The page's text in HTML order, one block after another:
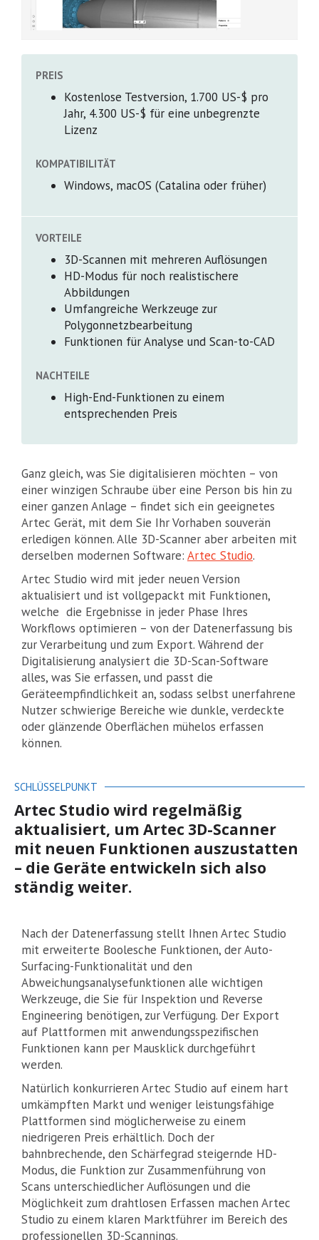
PREIS
Kostenlose Testversion, 1.700 US-$ pro
Jahr, 4.300 US-$ für eine unbegrenzte
Lizenz
KOMPATIBILITÄT
Windows, macOS (Catalina oder früher)
VORTEILE
3D-Scannen mit mehreren Auflösungen
HD-Modus für noch realistischere
Abbildungen
Umfangreiche Werkzeuge zur
Polygonnetzbearbeitung
Funktionen für Analyse und Scan-to-CAD
NACHTEILE
High-End-Funktionen zu einem
entsprechenden Preis
Ganz gleich, was Sie digitalisieren möchten – von
einer winzigen Schraube über eine Person bis hin zu
einer ganzen Anlage – findet sich ein geeignetes
Artec Gerät, mit dem Sie Ihr Vorhaben souverän
erledigen können. Alle 3D-Scanner aber arbeiten mit
derselben modernen Software: Artec Studio.
Artec Studio wird mit jeder neuen Version
aktualisiert und ist vollgepackt mit Funktionen,
welche die Ergebnisse in jeder Phase Ihres
Workflows optimieren – von der Datenerfassung bis
zur Verarbeitung und zum Export. Während der
Digitalisierung analysiert die 3D-Scan-Software
alles, was Sie erfassen, und passt die
Geräteempfindlichkeit an, sodass selbst unerfahrene
Nutzer schwierige Bereiche wie dunkle, verdeckte
oder glänzende Oberflächen mühelos erfassen
können.
SCHLÜSSELPUNKT
Artec Studio wird regelmäßig
aktualisiert, um Artec 3D-Scanner
mit neuen Funktionen auszustatten
– die Geräte entwickeln sich also
ständig weiter.
Nach der Datenerfassung stellt Ihnen Artec Studio
mit erweiterte Boolesche Funktionen, der Auto-
Surfacing-Funktionalität und den
Abweichungsanalysefunktionen alle wichtigen
Werkzeuge, die Sie für Inspektion und Reverse
Engineering benötigen, zur Verfügung. Der Export
auf Plattformen mit anwendungsspezifischen
Funktionen kann per Mausklick durchgeführt
werden.
Natürlich konkurrieren Artec Studio auf einem hart
umkämpften Markt und weniger leistungsfähige
Plattformen sind möglicherweise zu einem
niedrigeren Preis erhältlich. Doch der
bahnbrechende, den Schärfegrad steigernde HD-
Modus, die Funktion zur Zusammenführung von
Scans unterschiedlicher Auflösungen und die
Möglichkeit zum drahtlosen Erfassen machen Artec
Studio zu einem klaren Marktführer im Bereich des
professionellen 3D-Scannings.